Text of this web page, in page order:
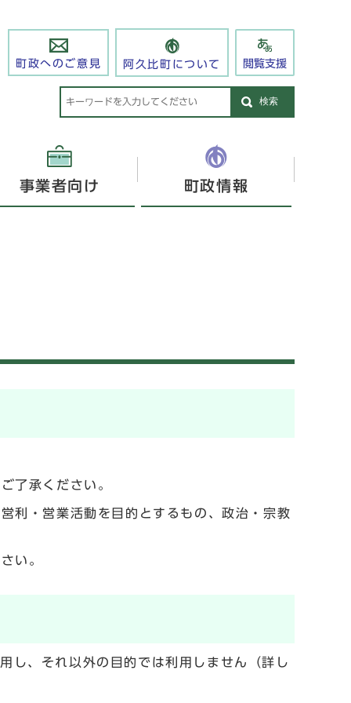
町政へのご意見 阿久比町について 閲覧支援
検索
事業者向け 町政情報
了承ください。
利・営業活動を目的とするもの、政治・宗教
い。
し、それ以外の目的では利用しません（詳し